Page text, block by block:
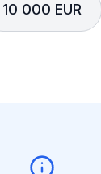
10 000 EUR